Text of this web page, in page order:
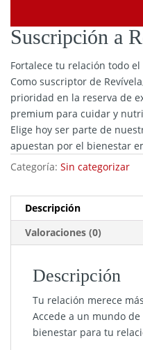
Suscripción a
Fortalece tu relación todo el
Como suscriptor de
prioridad en la reserva de
premium para cuidar y
Elige hoy ser parte de
apuestan por el bienestar
Categoría: Sin categorizar
Descripción
Valoraciones (0)
Descripción
Tu relación merece
Accede a un mundo
bienestar para tu